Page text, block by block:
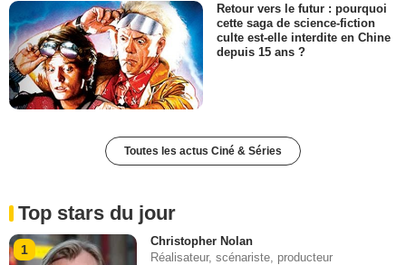
Retour vers le futur : pourquoi
cette saga de science-fiction
culte est-elle interdite en Chine
depuis 15 ans ?
Toutes les actus Ciné & Séries
Top stars du jour
1
Christopher Nolan
Réalisateur, scénariste, producteur